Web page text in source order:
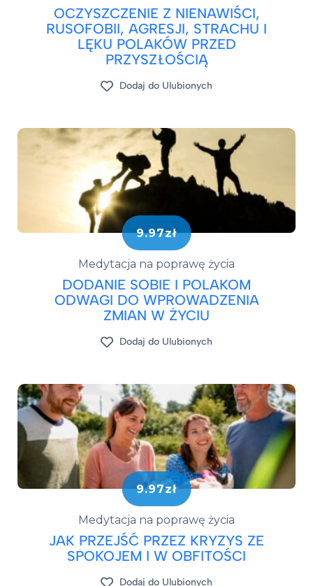
OCZYSZCZENIE Z NIENAWIŚCI,
RUSOFOBII, AGRESJI, STRACHU I
LĘKU POLAKÓW PRZED
PRZYSZŁOŚCIĄ
Dodaj do Ulubionych
9.97zł
Medytacja na poprawę życia
DODANIE SOBIE I POLAKOM
ODWAGI DO WPROWADZENIA
ZMIAN W ŻYCIU
Dodaj do Ulubionych
9.97zł
Medytacja na poprawę życia
JAK PRZEJŚĆ PRZEZ KRYZYS ZE
SPOKOJEM I W OBFITOŚCI
Dodaj do Ulubionych